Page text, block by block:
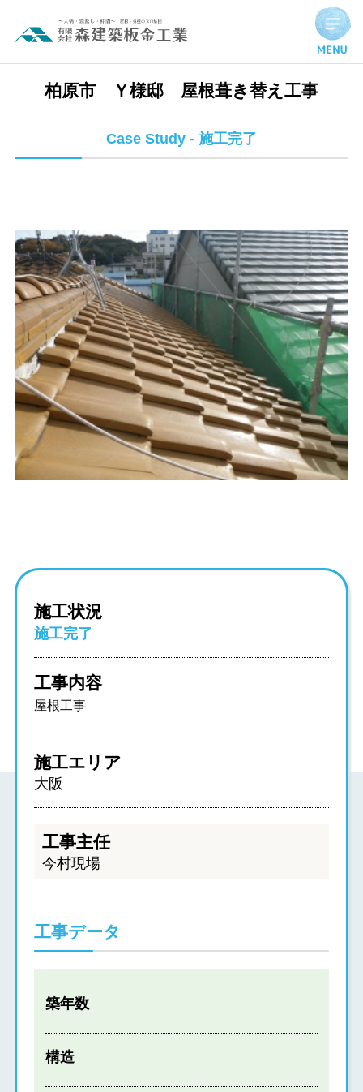
柏原市 Ｙ様邸 屋根葺き替え工事 | 施工完了実績
柏原市 Ｙ様邸 屋根葺き替え工事
Case Study - 施工完了
施工状況
施工完了
工事内容
屋根工事
施工エリア
大阪
工事主任
今村現場
工事データ
築年数
構造